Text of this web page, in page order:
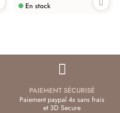
En stock
PAIEMENT SÉCURISÉ
Paiement paypal 4x sans frais
et 3D Secure